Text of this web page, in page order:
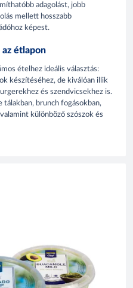
adagolást, jobb
mellett hosszabb
képest.
az étlapon
ételhez ideális választás:
készítéséhez, de kiválóan illik
és szendvicsekhez is.
brunch fogásokban,
különböző szószok és